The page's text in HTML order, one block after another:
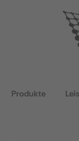
Produkte